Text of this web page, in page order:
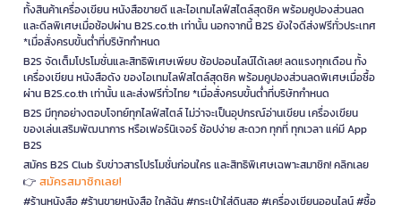
ทั้งสินค้าเครื่องเขียน หนังสือขายดี และไอเทมไลฟ์สไตล์สุดชิค พร้อมคูปองส่วนลด
และดีลพิเศษเมื่อช้อปผ่าน B2S.co.th เท่านั้น นอกจากนี้ B2S ยังใจดีส่งฟรีทั่วประเทศ
*เมื่อสั่งครบขั้นต่ำที่บริษัทกำหนด
B2S จัดเต็มโปรโมชั่นและสิทธิพิเศษเพียบ ช้อปออนไลน์ได้เลย! ลดแรงทุกเดือน ทั้ง
เครื่องเขียน หนังสือดัง ของไอเทมไลฟ์สไตล์สุดชิค พร้อมคูปองส่วนลดพิเศษเมื่อซื้อ
ผ่าน B2S.co.th เท่านั้น และส่งฟรีทั่วไทย *เมื่อสั่งครบขั้นต่ำที่บริษัทกำหนด
B2S มีทุกอย่างตอบโจทย์ทุกไลฟ์สไตล์ ไม่ว่าจะเป็นอุปกรณ์อ่านเขียน เครื่องเขียน
ของเล่นเสริมพัฒนาการ หรือเฟอร์นิเจอร์ ช้อปง่าย สะดวก ทุกที่ ทุกเวลา แค่มี App
B2S
สมัคร B2S Club รับข่าวสารโปรโมชั่นก่อนใคร และสิทธิพิเศษเฉพาะสมาชิก! คลิกเลย
👉 สมัครสมาชิกเลย!
#ร้านหนังสือ #ร้านขายหนังสือ ใกล้ฉัน #กระเป๋าใส่ดินสอ #เครื่องเขียนออนไลน์ #ซื้อ